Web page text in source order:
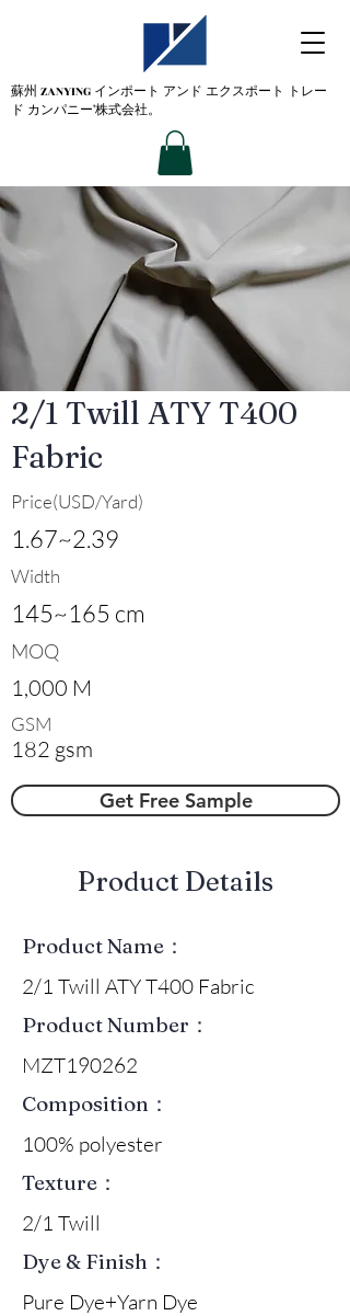
蘇州 ZANYING インポート アンド エクスポート トレー
ド カンパニー'株式会社。
2/1 Twill ATY T400
Fabric
Price(USD/Yard)
1.67~2.39
Width
145~165 cm
MOQ
1,000 M
GSM
182 gsm
Get Free Sample
​Product Details
Product Name：
2/1 Twill ATY T400 Fabric
Product Number：
MZT190262
Composition：
100% polyester
Texture：
2/1 Twill
Dye & Finish：
Pure Dye+Yarn Dye